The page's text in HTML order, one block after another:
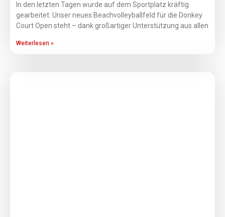
In den letzten Tagen wurde auf dem Sportplatz kräftig
gearbeitet: Unser neues Beachvolleyballfeld für die Donkey
Court Open steht – dank großartiger Unterstützung aus allen
Weiterlesen »